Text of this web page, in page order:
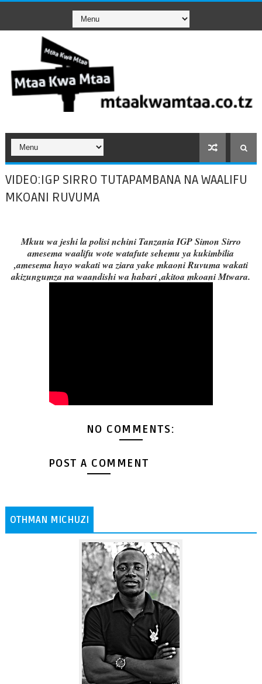
VIDEO:IGP SIRRO TUTAPAMBANA NA WAALIFU
MKOANI RUVUMA
Mkuu wa jeshi la polisi nchini Tanzania IGP Simon Sirro
amesema waalifu wote watafute sehemu ya kukimbilia
,amesema hayo wakati wa ziara yake mkaoni Ruvuma wakati
akizungumza na waandishi wa habari ,akitoa mkoani Mtwara.
NO COMMENTS:
POST A COMMENT
OTHMAN MICHUZI